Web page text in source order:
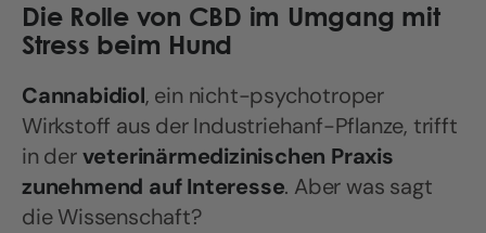
Die Rolle von CBD im Umgang mit
Stress beim Hund
Cannabidiol, ein nicht-psychotroper
Wirkstoff aus der Industriehanf-Pflanze, trifft
in derveterinärmedizinischen Praxis
zunehmend auf Interesse. Aber was sagt
die Wissenschaft?